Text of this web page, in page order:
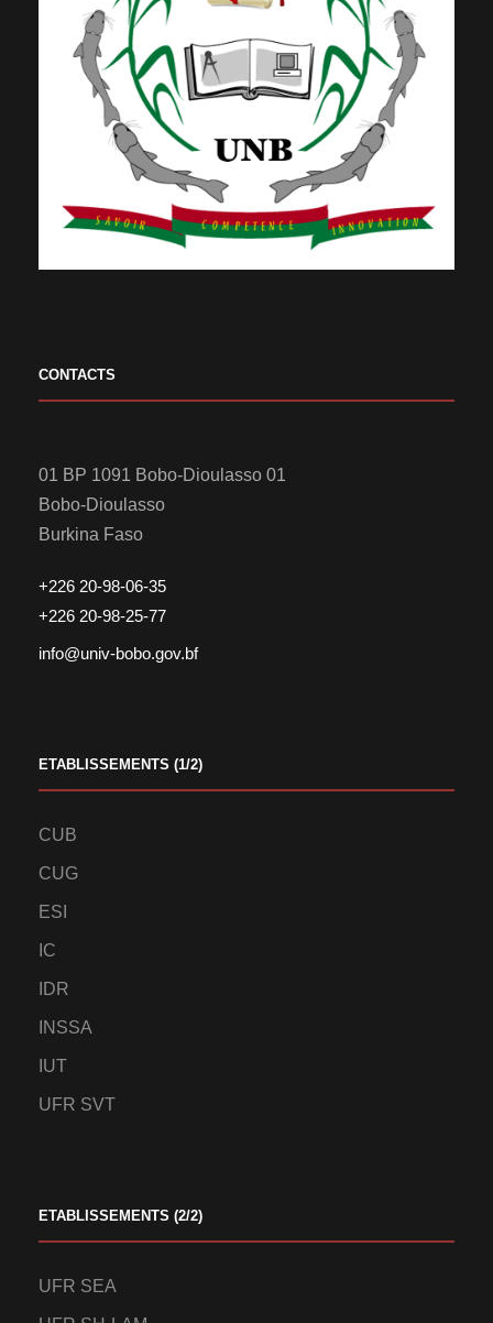
CONTACTS
01 BP 1091 Bobo-Dioulasso 01
Bobo-Dioulasso
Burkina Faso
+226 20-98-06-35
+226 20-98-25-77
info@univ-bobo.gov.bf
ETABLISSEMENTS (1/2)
CUB
CUG
ESI
IC
IDR
INSSA
IUT
UFR SVT
ETABLISSEMENTS (2/2)
UFR SEA